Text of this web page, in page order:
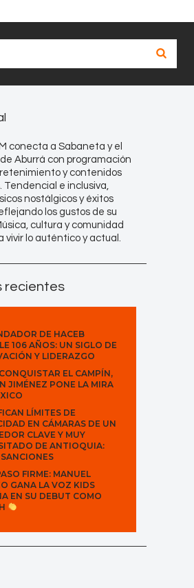
conecta a Sabaneta y el
Aburrá con programación
y contenidos
Tendencial e inclusiva,
nostálgicos y éxitos
los gustos de su
cultura y comunidad
vivir lo auténtico y actual.
recientes
DE HACEB
106 AÑOS: UN SIGLO DE
Y LIDERAZGO
EL CAMPÍN,
JIMÉNEZ PONE LA MIRA
LÍMITES DE
EN CÁMARAS DE UN
CLAVE Y MUY
DE ANTIOQUIA:
FIRME: MANUEL
GANA LA VOZ KIDS
EN SU DEBUT COMO